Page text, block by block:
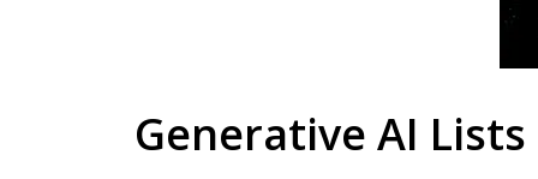
Generative AI Lists